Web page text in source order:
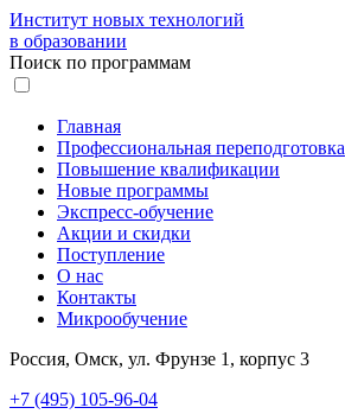
Институт новых технологий
в образовании
Поиск по программам
Главная
Профессиональная переподготовка
Повышение квалификации
Новые программы
Экспресс-обучение
Акции и скидки
Поступление
О нас
Контакты
Микрообучение
Россия, Омск, ул. Фрунзе 1, корпус 3
+7 (495) 105-96-04